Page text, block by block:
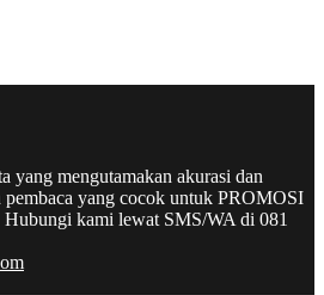
yang mengutamakan akurasi dan
yang cocok untuk PROMOSI
kami lewat SMS/WA di 081